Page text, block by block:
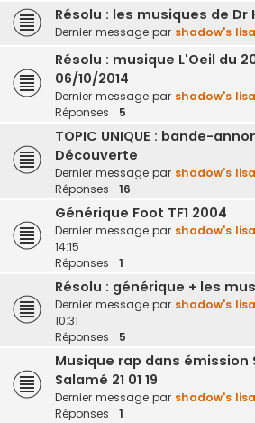
Résolu : les musiques de Dr
Dernier message par shadow's lisa
Résolu : musique L'Oeil du
06/10/2014
Dernier message par shadow's lisa
Réponses : 5
TOPIC UNIQUE : bande-
Découverte
Dernier message par shadow's lisa
Réponses : 16
Générique Foot TF1 2004
Dernier message par shadow's lisa
14:15
Réponses : 1
Résolu : générique + les
Dernier message par shadow's lisa
10:31
Réponses : 5
Musique rap dans émission
Salamé 21 01 19
Dernier message par shadow's lisa
Réponses : 1